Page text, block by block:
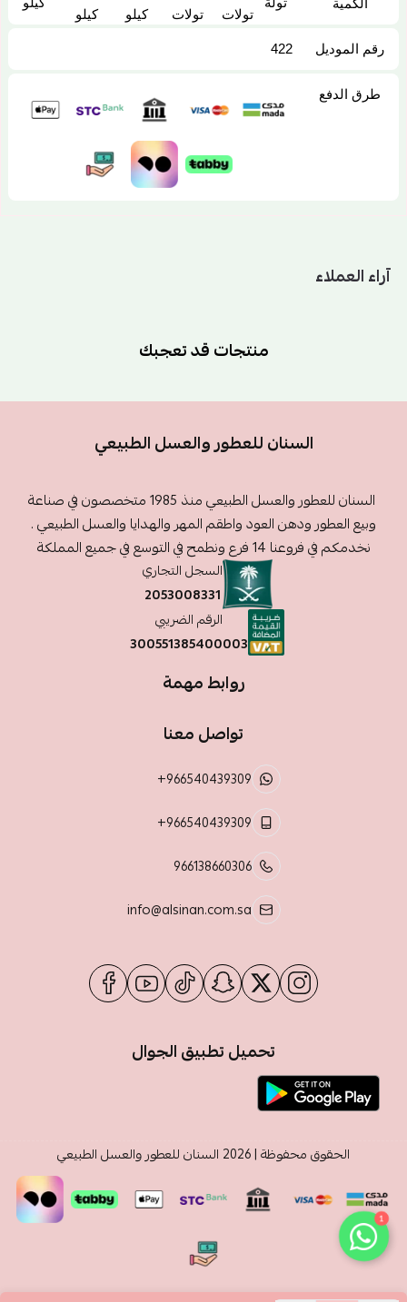
تولات
تولات
كيلو
كيلو
رقم الموديل 422
طرق الدفع
آراء العملاء
منتجات قد تعجبك
السنان للعطور والعسل الطبيعي
السنان للعطور والعسل الطبيعي منذ 1985 متخصصون في صناعة
وبيع العطور ودهن العود واطقم المهر والهدايا والعسل الطبيعي .
نخدمكم في فروعنا 14 فرع ونطمح في التوسع في جميع المملكة
السجل التجاري
2053008331
الرقم الضريبي
300551385400003
روابط مهمة
تواصل معنا
+966540439309
+966540439309
966138660306
info@alsinan.com.sa
تحميل تطبيق الجوال
الحقوق محفوظة | 2026 السنان للعطور والعسل الطبيعي
1